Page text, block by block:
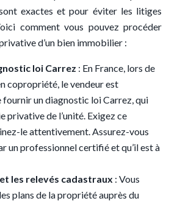
exactes et pour éviter les litiges
comment vous pouvez procéder
d’un bien immobilier :
loi Carrez : En France, lors de
copropriété, le vendeur est
fournir un diagnostic loi Carrez, qui
privative de l’unité. Exigez ce
le attentivement. Assurez-vous
un professionnel certifié et qu’il est à
les relevés cadastraux : Vous
plans de la propriété auprès du